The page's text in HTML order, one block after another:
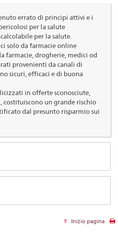
errato di principi attivi e i
per la salute
per la salute.
solo da farmacie online
farmacie, drogherie, medici od
provenienti da canali di
sicuri, efficaci e di buona
in offerte sconosciute,
un grande rischio
dal presunto risparmio sui
Inizio pagina